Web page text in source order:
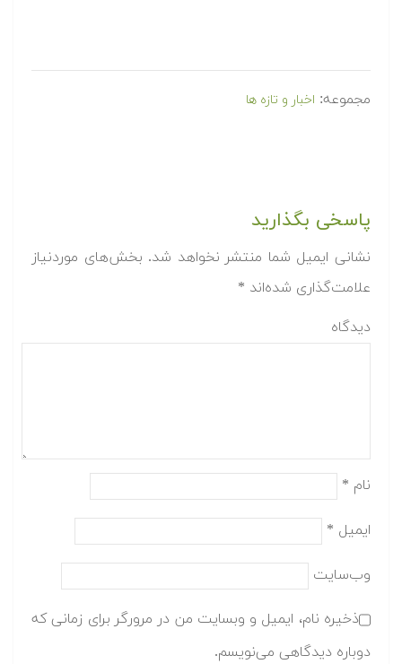
مجموعه:اخبار و تازه ها
پاسخی بگذارید
نشانی ایمیل شما منتشر نخواهد شد.بخش‌های موردنیاز
علامت‌گذاری شده‌اند*
دیدگاه
نام*
ایمیل*
وب‌سایت
ذخیره نام، ایمیل و وبسایت من در مرورگر برای زمانی که
دوباره دیدگاهی می‌نویسم.